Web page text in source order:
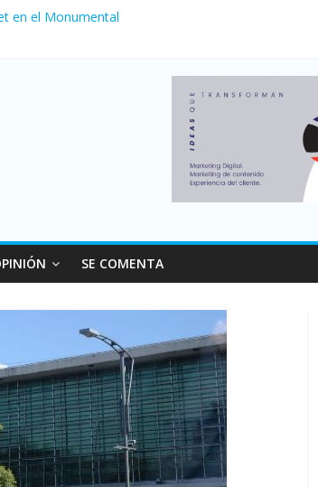
en el Monumental
y consumo turístico: 4,6 millones de
en julio: bajó un 12,6% interanual
SE COMENTA